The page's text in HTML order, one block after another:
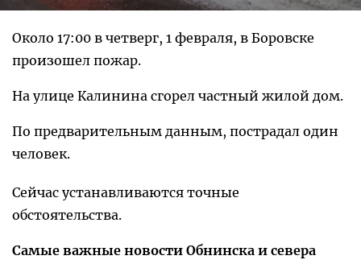
Около 17:00 в четверг, 1 февраля, в Боровске
произошел пожар.
На улице Калинина сгорел частный жилой дом.
По предварительным данным, пострадал один
человек.
Сейчас устанавливаются точные
обстоятельства.
Самые важные новости Обнинска и севера